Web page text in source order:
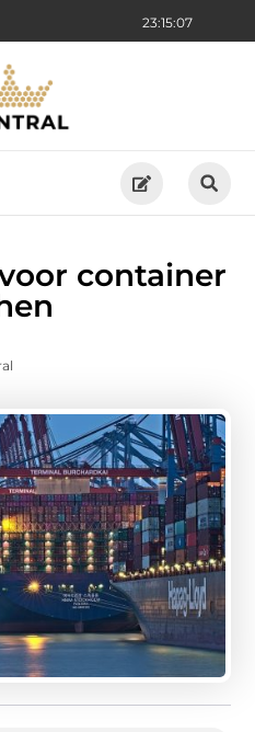
23:15:08
container